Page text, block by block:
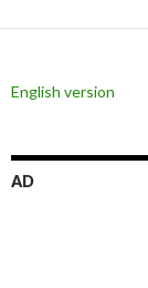
English version
AD